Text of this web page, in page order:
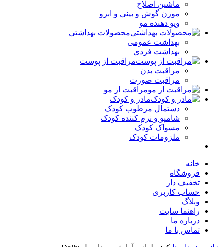
ماشین اصلاح
موزن گوش و بینی و ابرو
ویو دهنده مو
محصولات بهداشتی
بهداشت عمومی
بهداشت فردی
مراقبت از پوست
مراقبت بدن
مراقبت صورت
مراقبت از مو
مادر و کودک
دستمال مرطوب کودک
شامپو و نرم کننده کودک
مسواک کودک
ملزومات کودک
خانه
فروشگاه
تخفیف دار
حساب کاربری
وبلاگ
راهنما سایت
درباره ما
تماس با ما